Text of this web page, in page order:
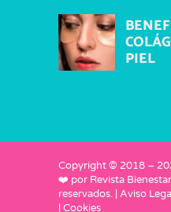
PIEL
Copyright © 2018 –
❤️ por Revista Bienestar
reservados. | Aviso
Cookies